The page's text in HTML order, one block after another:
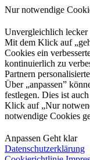
Nur notwendige
Unvergleichlich lecker
Mit dem Klick auf
Cookies ein
kontinuierlich zu
Partnern
Über „anpassen”
festlegen. Dies ist
Klick auf „Nur
notwendige Cookies
Anpassen Geht klar
Datenschutzerklärung